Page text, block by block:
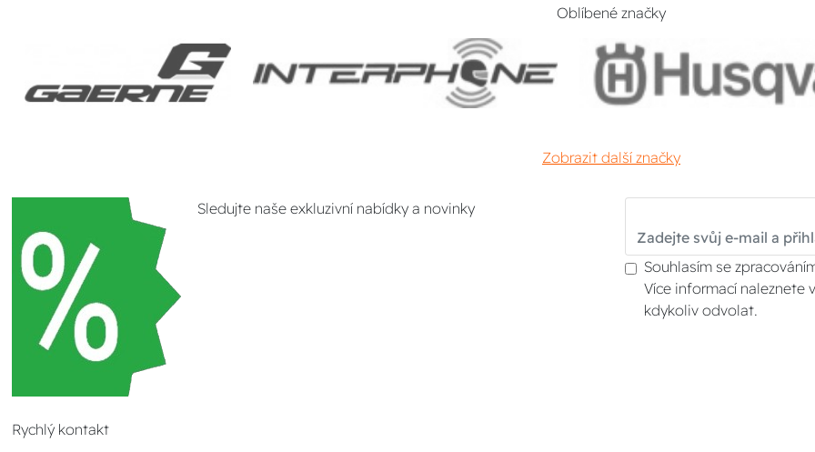
Oblíbené značky
Zobrazit další značky
Sledujte naše exkluzivní nabídky a novinky
Souhlasím se
Více informací naleznete
kdykoliv odvolat.
Rychlý kontakt